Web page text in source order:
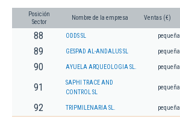
Posición
Sector
Nombre de la empresa Ventas (€)
88 ODDS SL pequeña
89 GESPAD AL-ANDALUS SL pequeña
90 AYUELA ARQUEOLOGIA SL. pequeña
91
SAPHI TRACE AND
CONTROL SL
pequeña
92 TRIPMILENARIA SL. pequeña